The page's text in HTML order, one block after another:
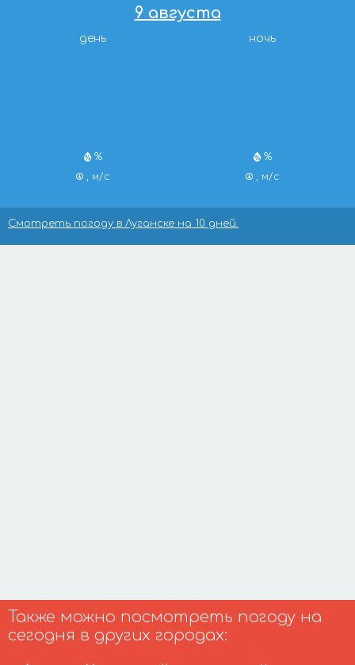
9 августа
день
%
, м/с
ночь
%
, м/с
Смотреть погоду в Луганске на 10 дней.
Также можно посмотреть погоду на
сегодня в других городах: